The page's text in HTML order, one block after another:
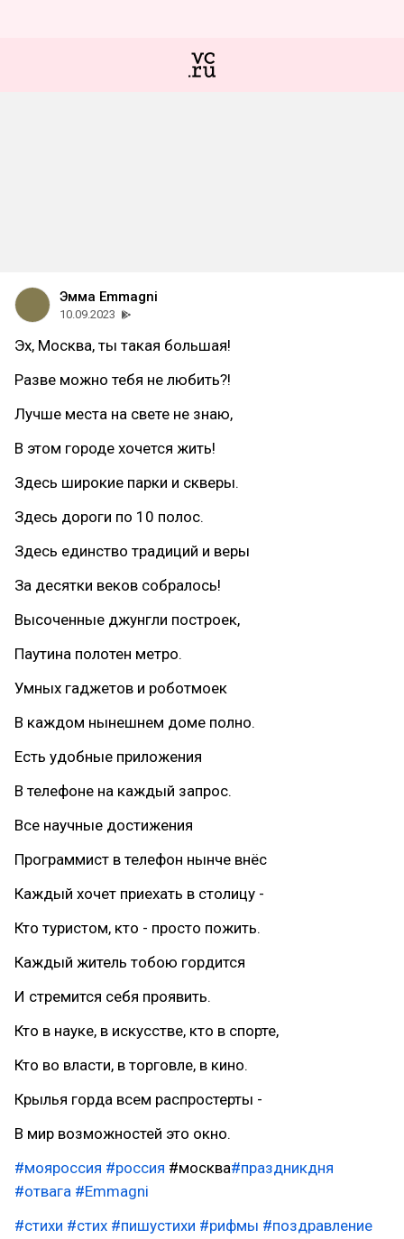
Эмма Emmagni
10.09.2023
Эх, Москва, ты такая большая!
Разве можно тебя не любить?!
Лучше места на свете не знаю,
В этом городе хочется жить!
Здесь широкие парки и скверы.
Здесь дороги по 10 полос.
Здесь единство традиций и веры
За десятки веков собралось!
Высоченные джунгли построек,
Паутина полотен метро.
Умных гаджетов и роботмоек
В каждом нынешнем доме полно.
Есть удобные приложения
В телефоне на каждый запрос.
Все научные достижения
Программист в телефон нынче внёс
Каждый хочет приехать в столицу -
Кто туристом, кто - просто пожить.
Каждый житель тобою гордится
И стремится себя проявить.
Кто в науке, в искусстве, кто в спорте,
Кто во власти, в торговле, в кино.
Крылья горда всем распростерты -
В мир возможностей это окно.
#мояроссия #россия #москва#праздникдня
#отвага #Emmagni
#стихи #стих #пишустихи #рифмы #поздравление